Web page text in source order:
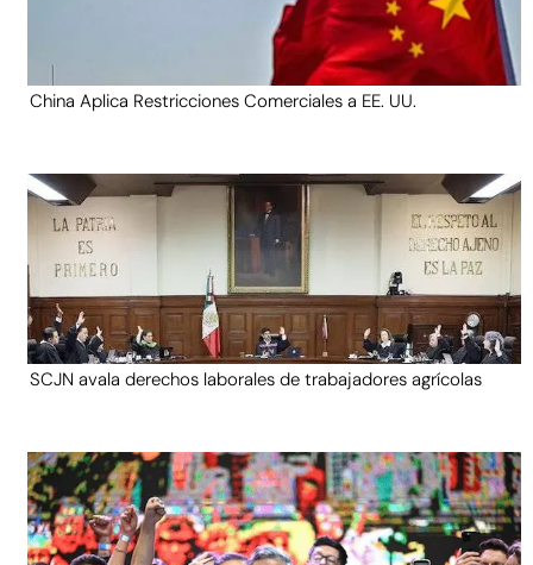
China Aplica Restricciones Comerciales a EE. UU.
SCJN avala derechos laborales de trabajadores agrícolas